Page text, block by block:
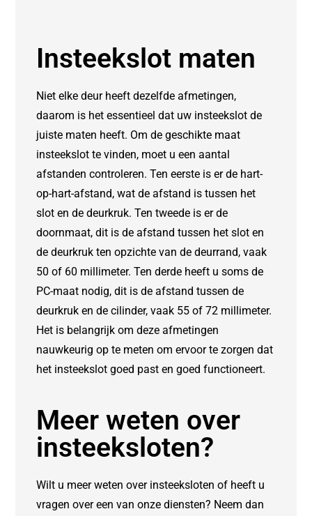
Insteekslot maten
Niet elke deur heeft dezelfde afmetingen,
daarom is het essentieel dat uw insteekslot de
juiste maten heeft. Om de geschikte maat
insteekslot te vinden, moet u een aantal
afstanden controleren. Ten eerste is er de hart-
op-hart-afstand, wat de afstand is tussen het
slot en de deurkruk. Ten tweede is er de
doornmaat, dit is de afstand tussen het slot en
de deurkruk ten opzichte van de deurrand, vaak
50 of 60 millimeter. Ten derde heeft u soms de
PC-maat nodig, dit is de afstand tussen de
deurkruk en de cilinder, vaak 55 of 72 millimeter.
Het is belangrijk om deze afmetingen
nauwkeurig op te meten om ervoor te zorgen dat
het insteekslot goed past en goed functioneert.
Meer weten over
insteeksloten?
Wilt u meer weten over insteeksloten of heeft u
vragen over een van onze diensten? Neem dan